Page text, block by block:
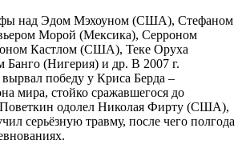
над Эдом Мэхоуном (США), Стефаном
Морой (Мексика), Серроном
Кастлом (США), Теке Оруха
Банго (Нигерия) и др. В 2007 г.
победу у Криса Берда –
мира, стойко сражавшегося до
Поветкин одолел Николая Фирту (США),
серьёзную травму, после чего полгода